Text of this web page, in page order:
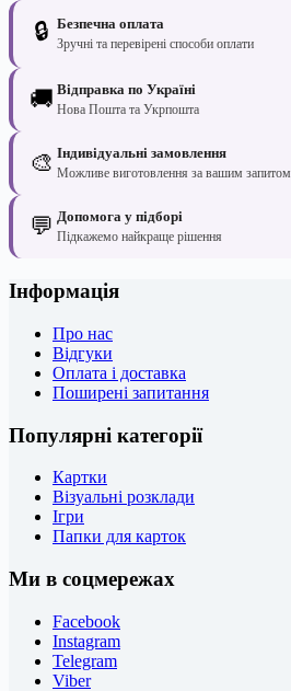
🔒 Безпечна оплата
Зручні та перевірені способи оплати
🚚 Відправка по Україні
Нова Пошта та Укрпошта
🎨 Індивідуальні замовлення
Можливе виготовлення за вашим запитом
💬 Допомога у підборі
Підкажемо найкраще рішення
Інформація
Про нас
Відгуки
Оплата і доставка
Поширені запитання
Популярні категорії
Картки
Візуальні розклади
Ігри
Папки для карток
Ми в соцмережах
Facebook
Instagram
Telegram
Viber